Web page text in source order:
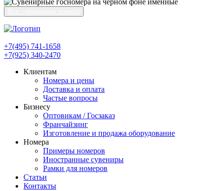
+7(495) 741-1658
+7(925) 340-2470
Клиентам
Номера и цены
Доставка и оплата
Частые вопросы
Бизнесу
Оптовикам / Госзаказ
Франчайзинг
Изготовление и продажа оборудование
Номера
Примеры номеров
Иностранные сувениры
Рамки для номеров
Статьи
Контакты